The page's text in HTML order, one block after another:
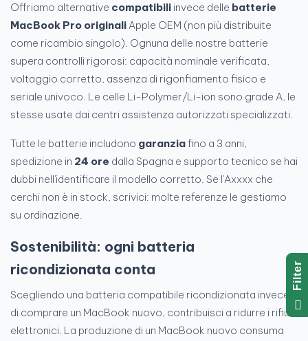
Offriamo alternative compatibili invece delle batterie
MacBook Pro originaliApple OEM (non più distribuite
come ricambio singolo). Ognuna delle nostre batterie
supera controlli rigorosi: capacità nominale verificata,
voltaggio corretto, assenza di rigonfiamento fisico e
seriale univoco. Le celle Li-Polymer/Li-ion sono grade A, le
stesse usate dai centri assistenza autorizzati specializzati.
Tutte le batterie includono garanziafino a 3 anni,
spedizione in 24 ore dalla Spagna e supporto tecnico se hai
dubbi nell'identificare il modello corretto. Se l'Axxxx che
cerchi non è in stock, scrivici: molte referenze le gestiamo
su ordinazione.
Sostenibilità: ogni batteria
ricondizionata conta
Scegliendo una batteria compatibile ricondizionata invece
di comprare un MacBook nuovo, contribuisci a ridurre i rifiuti
elettronici. La produzione di un MacBook nuovo consuma
R